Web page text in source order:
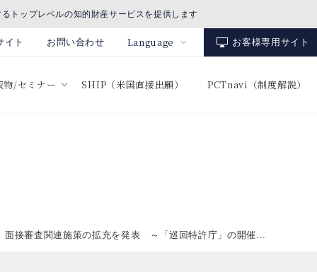
トップレベルの知的財産サービスを提供します
イト お問い合わせ Language お客様専用サイト
/セミナー SHIP（米国直接出願） PCTnavi（制度解説）
面接審査関連施策の拡充を発表 ～「巡回特許庁」の開催...